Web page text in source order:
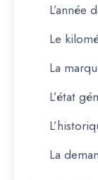
L’année
Le
La
L’état
La